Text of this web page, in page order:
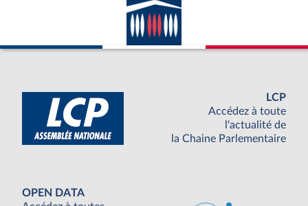
LCP
Accédez à toute
l'actualité de
la Chaine Parlementaire
OPEN DATA